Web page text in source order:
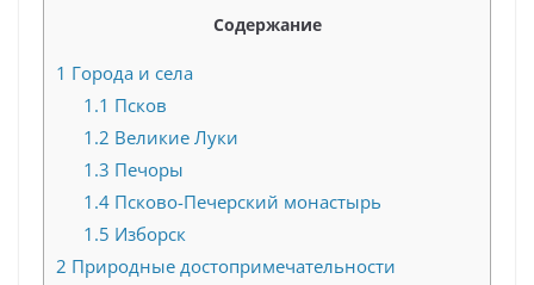
Содержание
1 Города и села
1.1 Псков
1.2 Великие Луки
1.3 Печоры
1.4Псково-Печерский монастырь
1.5 Изборск
2 Природные достопримечательности